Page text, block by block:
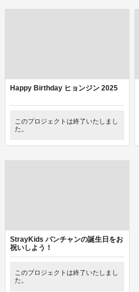
Happy Birthday ヒョンジン 2025
このプロジェクトは終了いたしまし
た。
StrayKids バンチャンの誕生日をお
祝いしよう！
このプロジェクトは終了いたしまし
た。